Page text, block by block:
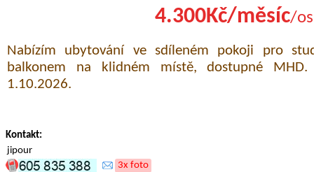
4.300Kč/měsíc/
Nabízím ubytování ve sdíleném pokoji pro
balkonem na klidném místě, dostupné
1.10.2026.
Kontakt:
jipour
3x foto